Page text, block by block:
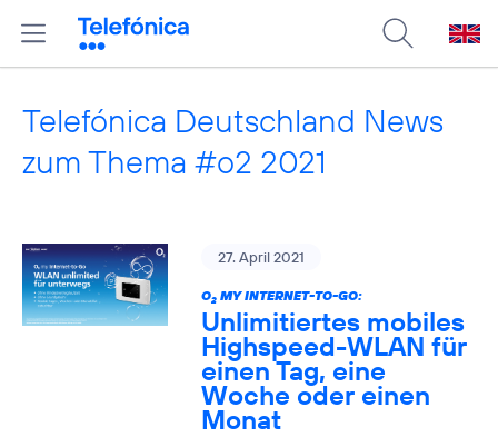
Telefónica Deutschland News
zum Thema #o2 2021
27. April 2021
O2MY INTERNET-TO-GO:
Unlimitiertes mobiles
Highspeed-WLAN für
einen Tag, eine
Woche oder einen
Monat